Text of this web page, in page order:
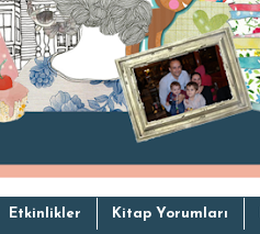
Etkinlikler Kitap Yorumları